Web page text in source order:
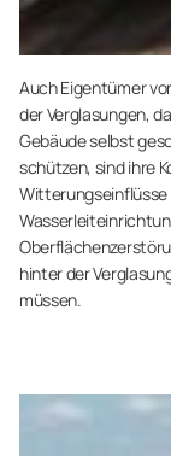
Auch Eigentümer
der Verglasungen,
Gebäude selbst
schützen, sind ihre
Witterungseinflüsse
hinter der
müssen.